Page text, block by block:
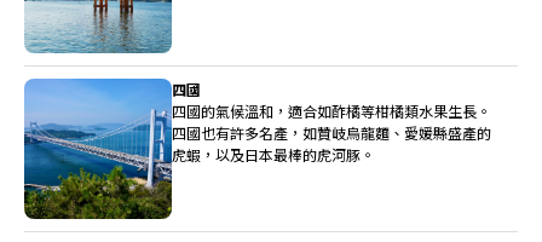
四國
四國的氣候溫和，適合如酢橘等柑橘類水果生長。
四國也有許多名產，如贊岐烏龍麵、愛媛縣盛產的
虎蝦，以及日本最棒的虎河豚。